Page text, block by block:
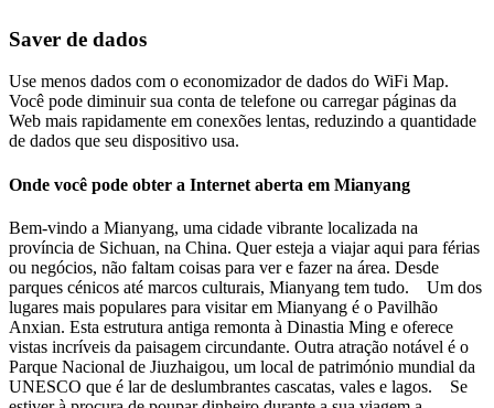
Saver de dados
Use menos dados com o economizador de dados do WiFi Map.
Você pode diminuir sua conta de telefone ou carregar páginas da
Web mais rapidamente em conexões lentas, reduzindo a quantidade
de dados que seu dispositivo usa.
Onde você pode obter a Internet aberta em Mianyang
Bem-vindo a Mianyang, uma cidade vibrante localizada na
província de Sichuan, na China. Quer esteja a viajar aqui para férias
ou negócios, não faltam coisas para ver e fazer na área. Desde
parques cénicos até marcos culturais, Mianyang tem tudo. Um dos
lugares mais populares para visitar em Mianyang é o Pavilhão
Anxian. Esta estrutura antiga remonta à Dinastia Ming e oferece
vistas incríveis da paisagem circundante. Outra atração notável é o
Parque Nacional de Jiuzhaigou, um local de património mundial da
UNESCO que é lar de deslumbrantes cascatas, vales e lagos. Se